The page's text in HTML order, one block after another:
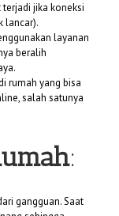
jika koneksi
lancar).
layanan
beralih
rumah yang bisa
salah satunya
:
gangguan. Saat